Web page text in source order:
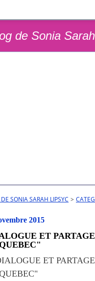
de Sonia
SONIA SARAH LIPSYC >
2015
ET